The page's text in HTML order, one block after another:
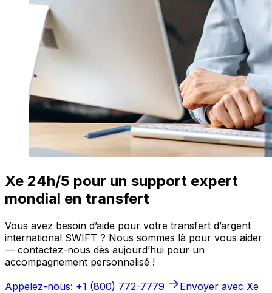
Xe 24h/5 pour un support expert
mondial en transfert
Vous avez besoin d’aide pour votre transfert d’argent
international SWIFT ? Nous sommes là pour vous aider
— contactez-nous dès aujourd’hui pour un
accompagnement personnalisé !
Appelez-nous: +1 (800) 772-7779
Envoyer avec Xe